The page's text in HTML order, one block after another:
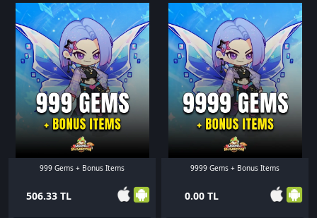
999 Gems + Bonus Items
506.33 TL
9999 Gems + Bonus Items
0.00 TL